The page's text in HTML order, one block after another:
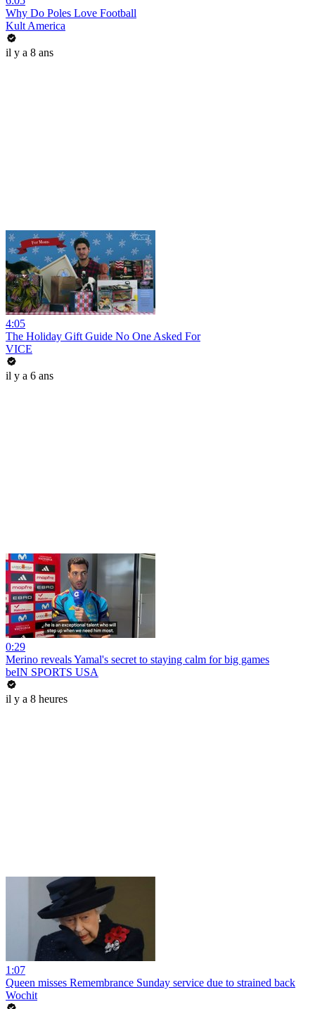
Why Do Poles Love Football
Kult America
il y a 8 ans
4:05
The Holiday Gift Guide No One Asked For
VICE
il y a 6 ans
0:29
Merino reveals Yamal's secret to staying calm for big games
beIN SPORTS USA
il y a 8 heures
1:07
Queen misses Remembrance Sunday service due to strained back
Wochit